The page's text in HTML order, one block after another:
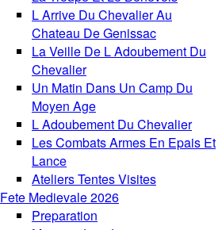
L Arrive Du Chevalier Au
Chateau De Genissac
La Veille De L Adoubement Du
Chevalier
Un Matin Dans Un Camp Du
Moyen Age
L Adoubement Du Chevalier
Les Combats Armes En Epais Et
Lance
Ateliers Tentes Visites
Fete Medievale 2026
Preparation